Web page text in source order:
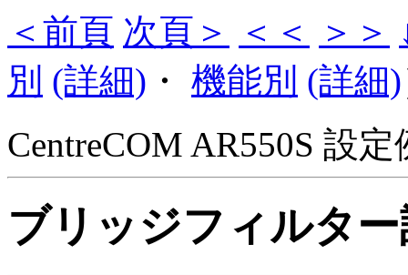
＜前頁 次頁＞ ＜＜ ＞＞
別 (詳細) ・ 機能別 (詳細)
CentreCOM AR550S 設定
ブリッジフィルタ